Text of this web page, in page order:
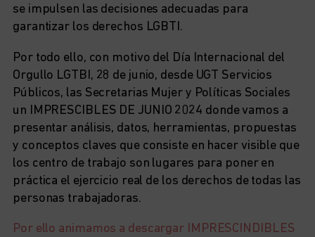
se impulsen las decisiones adecuadas para
garantizar los derechos LGBTI.
Por todo ello, con motivo del Día Internacional del
Orgullo LGTBI, 28 de junio, desde UGT Servicios
Públicos, las Secretarias Mujer y Políticas Sociales
un IMPRESCIBLES DE JUNIO 2024 donde vamos a
presentar análisis, datos, herramientas, propuestas
y conceptos claves que consiste en hacer visible que
los centro de trabajo son lugares para poner en
práctica el ejercicio real de los derechos de todas las
personas trabajadoras.
Por ello animamos a descargar IMPRESCINDIBLES